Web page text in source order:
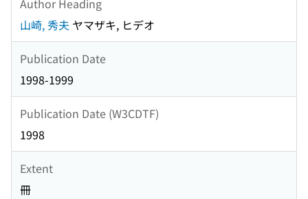
山崎, 秀夫 ヤマザキ, ヒデオ
Publication Date
1998-1999
Publication Date (W3CDTF)
1998
Extent
冊